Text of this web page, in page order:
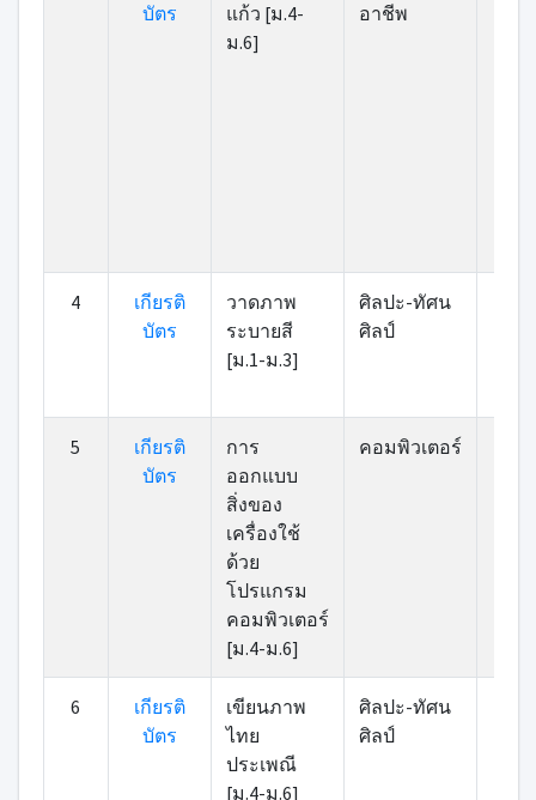
บัตร
แก้ว [ม.4-
ม.6]
อาชีพ
4
เกียรติ
บัตร
วาดภาพ
ระบายสี
[ม.1-ม.3]
ศิลปะ-ทัศน
ศิลป์
5
เกียรติ
บัตร
การ
ออกแบบ
สิ่งของ
เครื่องใช้
ด้วย
โปรแกรม
คอมพิวเตอร์
[ม.4-ม.6]
คอมพิวเตอร์
6
เกียรติ
บัตร
เขียนภาพ
ไทย
ประเพณี
[ม.4-ม.6]
ศิลปะ-ทัศน
ศิลป์